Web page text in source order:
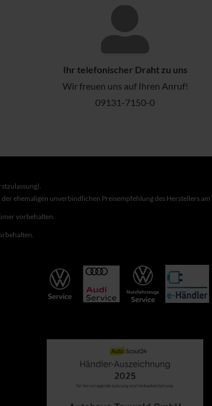
Ihr telefonischer Draht zu uns
Wir freuen uns auf Ihren Anruf!
09131-7150-0
ehemaligen unverbindlichen Preisempfehlung des Herstellers am
vorbehalten.